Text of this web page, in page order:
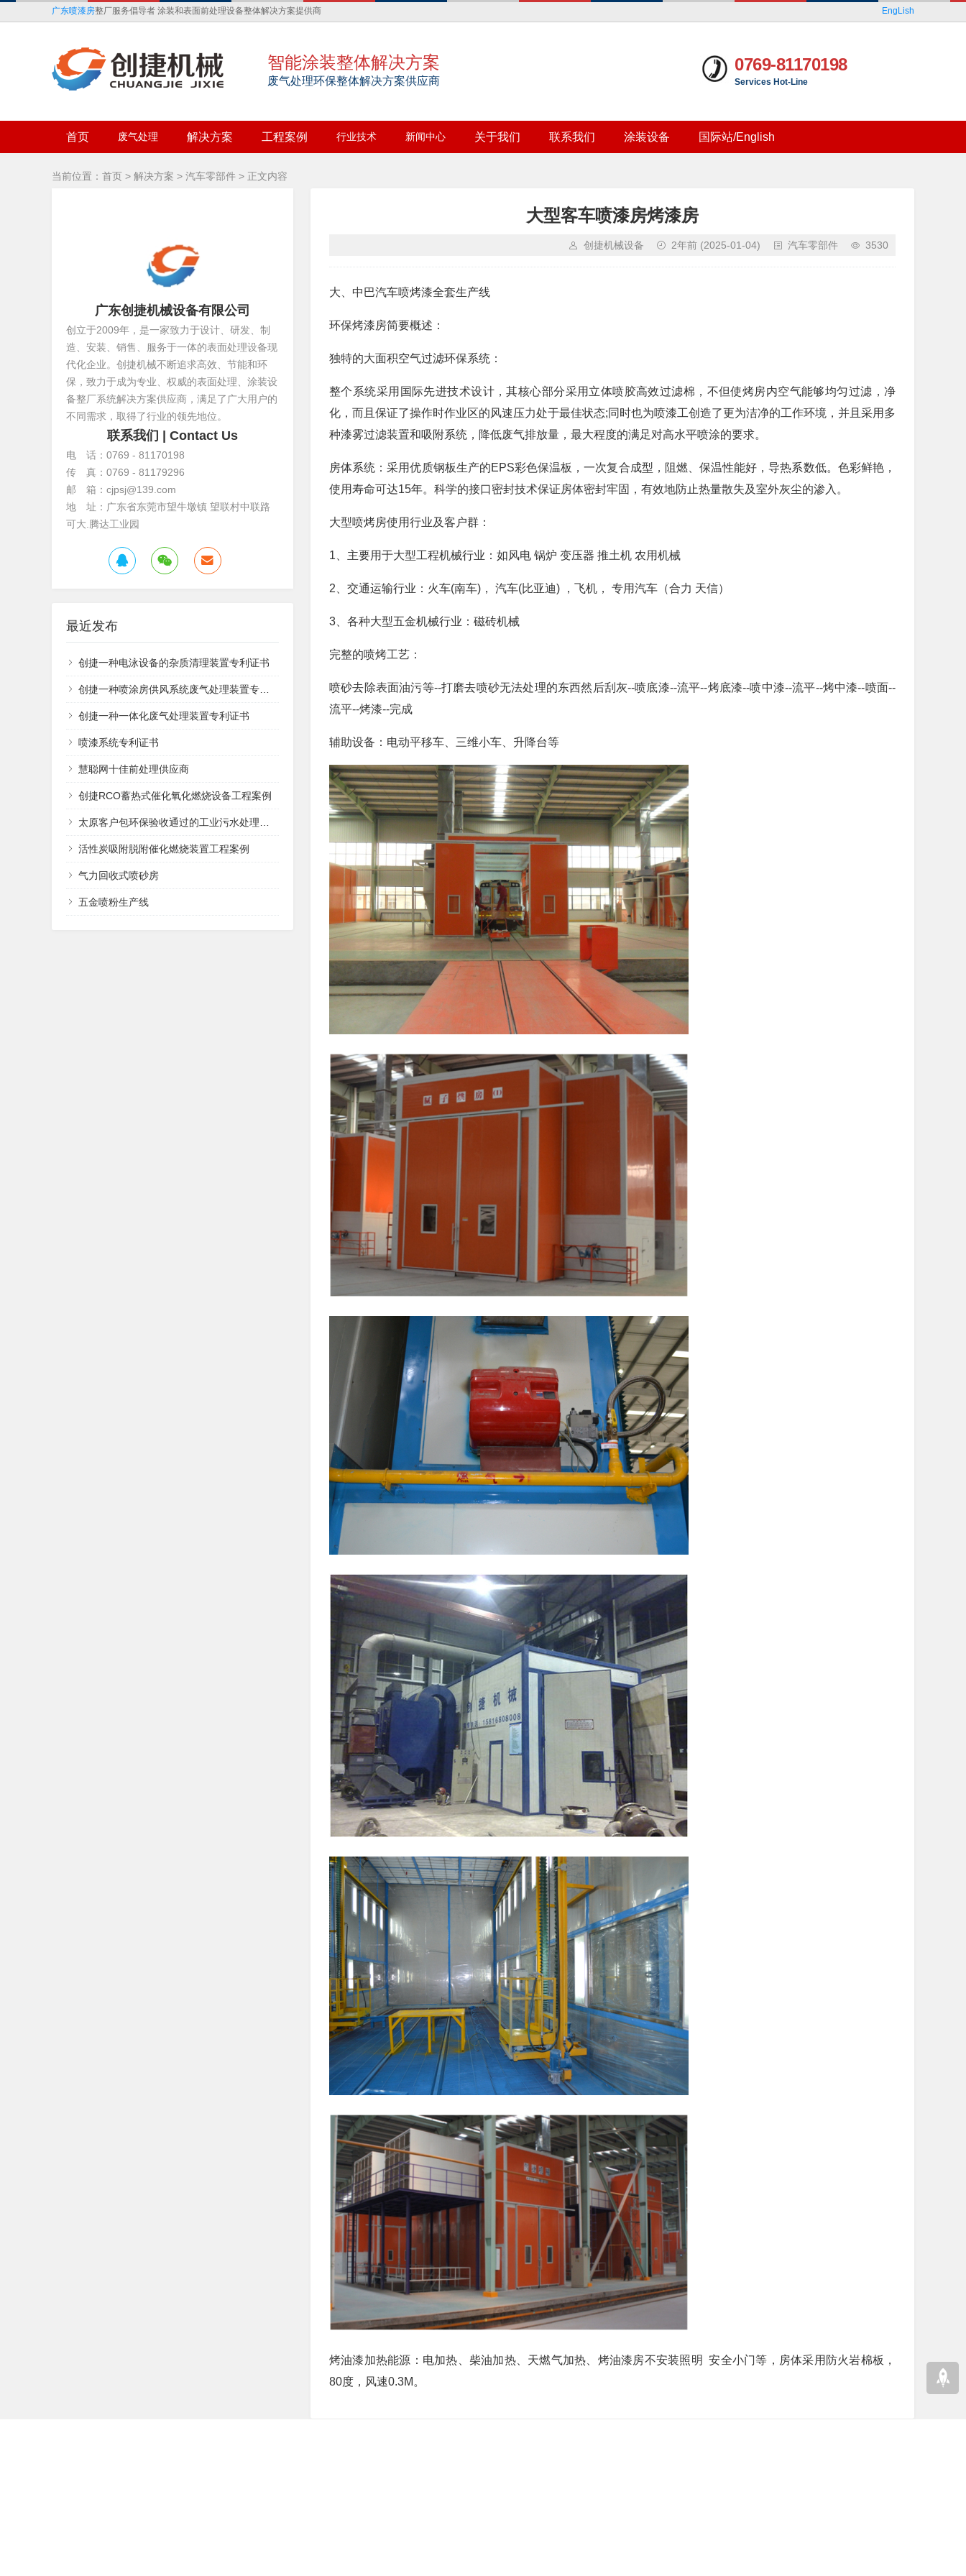
广东喷漆房整厂服务倡导者 涂装和表面前处理设备整体解决方案提供商 EngLish
0769-81170198
Services Hot-Line
智能涂装整体解决方案
废气处理环保整体解决方案供应商
首页 废气处理 解决方案 工程案例 行业技术 新闻中心 关于我们 联系我们 涂装设备 国际站/English
当前位置： 首页 > 解决方案 > 汽车零部件 > 正文内容
大型客车喷漆房烤漆房
创捷机械设备 2年前 (2025-01-04) 汽车零部件 3530
大、中巴汽车喷烤漆全套生产线
环保烤漆房简要概述：
独特的大面积空气过滤环保系统：
整个系统采用国际先进技术设计，其核心部分采用立体喷胶高效过滤棉，不但使烤房内空气能够均匀过滤，净
化，而且保证了操作时作业区的风速压力处于最佳状态;同时也为喷漆工创造了更为洁净的工作环境，并且采用多
种漆雾过滤装置和吸附系统，降低废气排放量，最大程度的满足对高水平喷涂的要求。
房体系统：采用优质钢板生产的EPS彩色保温板，一次复合成型，阻燃、保温性能好，导热系数低。色彩鲜艳，
使用寿命可达15年。科学的接口密封技术保证房体密封牢固，有效地防止热量散失及室外灰尘的渗入。
大型喷烤房使用行业及客户群：
1、主要用于大型工程机械行业：如风电 锅炉 变压器 推土机 农用机械
2、交通运输行业：火车(南车)， 汽车(比亚迪) ，飞机， 专用汽车（合力 天信）
3、各种大型五金机械行业：磁砖机械
完整的喷烤工艺：
喷砂去除表面油污等--打磨去喷砂无法处理的东西然后刮灰--喷底漆--流平--烤底漆--喷中漆--流平--烤中漆--喷面--
流平--烤漆--完成
辅助设备：电动平移车、三维小车、升降台等
烤油漆加热能源：电加热、柴油加热、天燃气加热、烤油漆房不安装照明 安全小门等，房体采用防火岩棉板，
80度，风速0.3M。
广东创捷机械设备有限公司
创立于2009年，是一家致力于设计、研发、制
造、安装、销售、服务于一体的表面处理设备现
代化企业。创捷机械不断追求高效、节能和环
保，致力于成为专业、权威的表面处理、涂装设
备整厂系统解决方案供应商，满足了广大用户的
不同需求，取得了行业的领先地位。
联系我们 | Contact Us
电 话：0769 - 81170198
传 真：0769 - 81179296
邮 箱：cjpsj@139.com
地 址：广东省东莞市望牛墩镇 望联村中联路
可大.腾达工业园
最近发布
创捷一种电泳设备的杂质清理装置专利证书
创捷一种喷涂房供风系统废气处理装置专利证书
创捷一种一体化废气处理装置专利证书
喷漆系统专利证书
慧聪网十佳前处理供应商
创捷RCO蓄热式催化氧化燃烧设备工程案例
太原客户包环保验收通过的工业污水处理设备
活性炭吸附脱附催化燃烧装置工程案例
气力回收式喷砂房
五金喷粉生产线